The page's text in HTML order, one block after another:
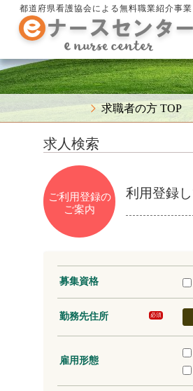
都道府県看護協会による無料職業紹介事業
求職者の方 TOP
求人検索
ご利用登録の
ご案内
利用登録
募集資格
勤務先住所 必須
雇用形態